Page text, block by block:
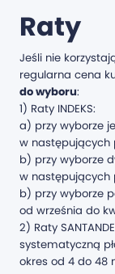
Raty
Jeśli nie
regularna cena
do wyboru:
1) Raty INDEKS:
a) przy wyborze
w następujących
b) przy wyborze
w następujących
b) przy wyborze
od września do
2) Raty
systematyczną
okres od 4 do 48